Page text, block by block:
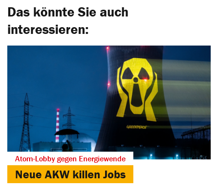
Das könnte Sie auch
interessieren:
Atom-Lobby gegen Energiewende
Neue AKW killen Jobs